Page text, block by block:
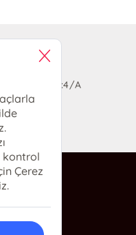
Girişi No:4/A
49 71
kontrol
Çerez